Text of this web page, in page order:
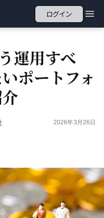
ログイン
運用すべ
ポートフォ
2026年3月26日